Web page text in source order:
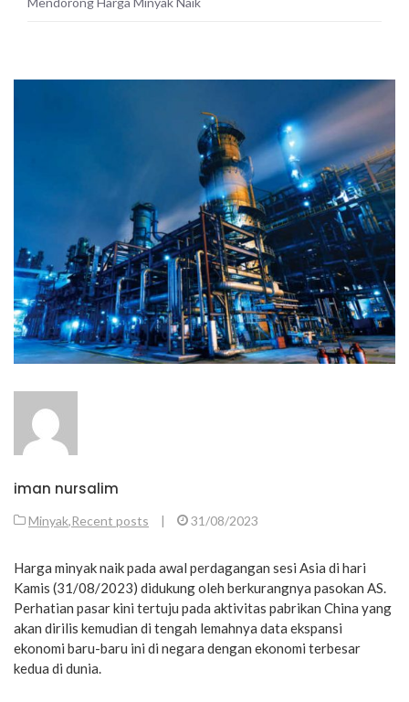
iman nursalim
Minyak,Recent posts | 31/08/2023
Harga minyak naik pada awal perdagangan sesi Asia di hari
Kamis (31/08/2023) didukung oleh berkurangnya pasokan AS.
Perhatian pasar kini tertuju pada aktivitas pabrikan China yang
akan dirilis kemudian di tengah lemahnya data ekspansi
ekonomi baru-baru ini di negara dengan ekonomi terbesar
kedua di dunia.